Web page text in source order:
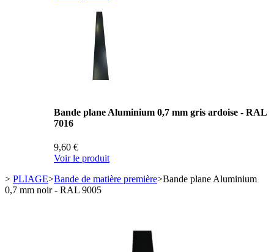
Bande plane Aluminium 0,7 mm gris ardoise - RAL
7016
9,60 €
Voir le produit
> PLIAGE>Bande de matière première>Bande plane Aluminium
0,7 mm noir - RAL 9005